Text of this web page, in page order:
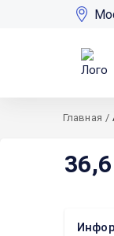
Главная /